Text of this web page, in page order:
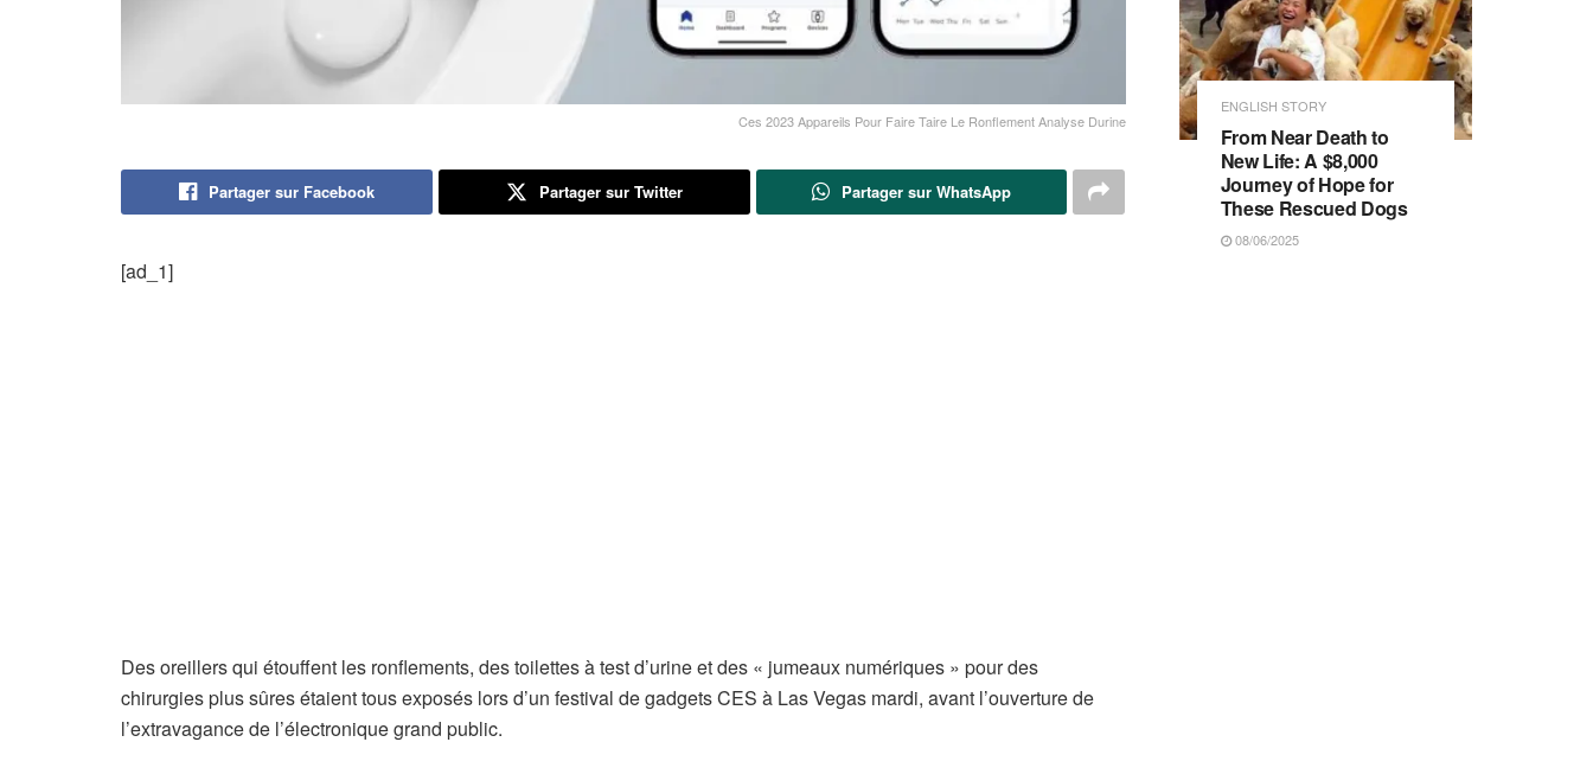
Ces 2023 Appareils Pour Faire Taire Le Ronflement Analyse Durine
Partager sur Facebook Partager sur Twitter Partager sur WhatsApp
[ad_1]
Des oreillers qui étouffent les ronflements, des toilettes à test d’urine et des « jumeaux numériques » pour des
chirurgies plus sûres étaient tous exposés lors d’un festival de gadgets CES à Las Vegas mardi, avant l’ouverture de
l’extravagance de l’électronique grand public.
ENGLISH STORY
From Near Death to
New Life: A $8,000
Journey of Hope for
These Rescued Dogs
08/06/2025